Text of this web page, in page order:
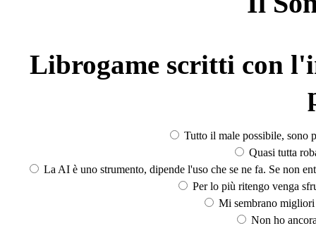
Librogame scritti con
Tutto il male possibile, sono
Quasi tutta
La AI è uno strumento, dipende l'uso che se ne fa. Se non
Per lo più ritengo venga
Mi sembrano
Non ho